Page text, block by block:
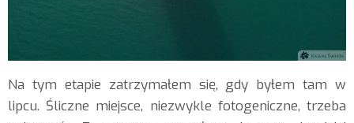
Na tym etapie zatrzymałem się, gdy byłem tam w
lipcu. Śliczne miejsce, niezwykle fotogeniczne, trzeba